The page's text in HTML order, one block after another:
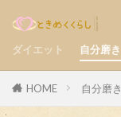
ダイエット 自分磨き
HOME 自分磨き
カテゴリー